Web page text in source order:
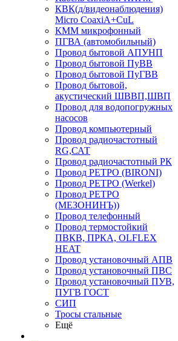
КВК(д/видеонаблюдения)
Micro CoaxiA+CuL
КММ микрофонный
ПГВА (автомобильный)
Провод бытовой АПУНП
Провод бытовой ПуВВ
Провод бытовой ПуГВВ
Провод бытовой,
акустический ШВВП,ШВП
Провод для водопогружных
насосов
Провод компьютерный
Провод радиочастотный
RG,САТ
Провод радиочастотный РК
Провод РЕТРО (BIRONI)
Провод РЕТРО (Werkel)
Провод РЕТРО
(МЕЗОНИНЪ))
Провод телефонный
Провод термостойкий
ПВКВ, ПРКА, OLFLEX
HEAT
Провод установочный АПВ
Провод установочный ПВС
Провод установочный ПУВ,
ПУГВ ГОСТ
СИП
Тросы стальные
Ещё